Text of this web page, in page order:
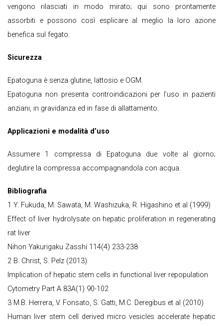
vengono rilasciati in modo mirato; qui sono prontamente
assorbiti e possono così esplicare al meglio la loro azione
benefica sul fegato.
Sicurezza
Epatoguna è senza glutine, lattosio e OGM.
Epatoguna non presenta controindicazioni per l’uso in pazienti
anziani, in gravidanza ed in fase di allattamento.
Applicazioni e modalità d’uso
Assumere 1 compressa di Epatoguna due volte al giorno;
deglutire la compressa accompagnandola con acqua.
Bibliografia
1 Y. Fukuda, M. Sawata, M. Washizuka, R. Higashino et al (1999)
Effect of liver hydrolysate on hepatic proliferation in regenerating
rat liver
Nihon Yakurigaku Zasshi 114(4) 233-238
2 B. Christ, S. Pelz (2013)
Implication of hepatic stem cells in functional liver repopulation
Cytometry Part A 83A(1) 90-102
3 M.B. Herrera, V. Fonsato, S. Gatti, M.C. Deregibus et al (2010)
Human liver stem cell derived micro vesicles accelerate hepatic